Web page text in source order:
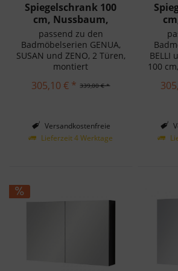
Spiegelschrank 100
cm, Nussbaum,
montagefertig
passend zu den
Badmöbelserien GENUA,
SUSAN und ZENO, 2 Türen,
montiert
339,00 € *
305,10 € *
Versandkostenfreie
Lieferung in Deutschland!
Lieferzeit 4 Werktage
BELLI
100